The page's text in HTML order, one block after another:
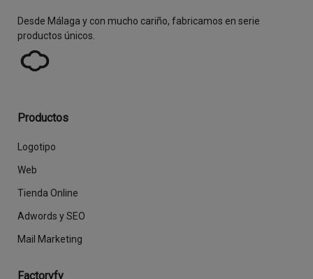
Desde Málaga y con mucho cariño, fabricamos en serie
productos únicos.
Productos
Logotipo
Web
Tienda Online
Adwords y SEO
Mail Marketing
Factoryfy